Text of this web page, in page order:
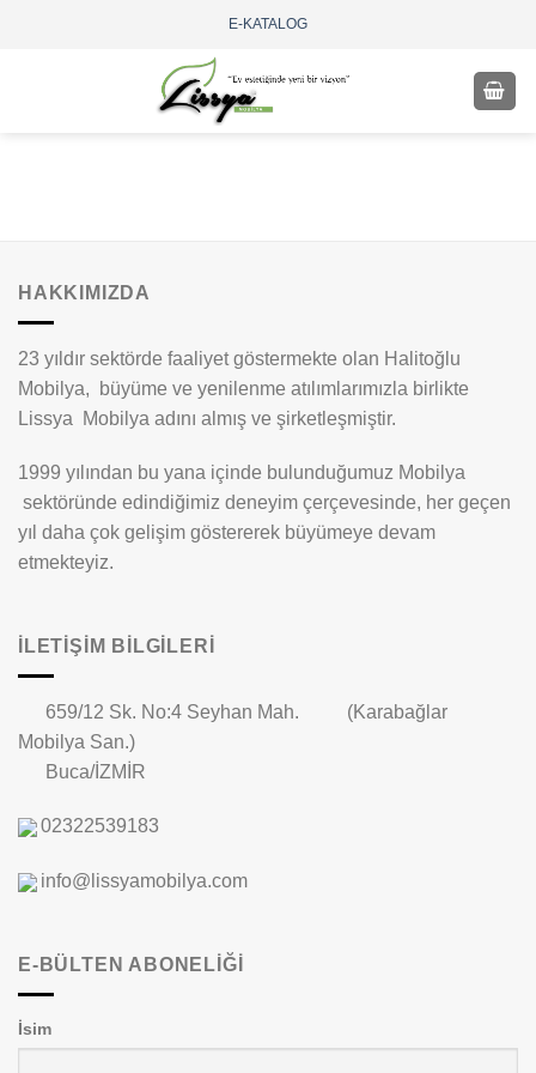
E-KATALOG
HAKKIMIZDA
23 yıldır sektörde faaliyet göstermekte olan Halitoğlu
Mobilya, büyüme ve yenilenme atılımlarımızla birlikte
Lissya Mobilya adını almış ve şirketleşmiştir.
1999 yılından bu yana içinde bulunduğumuz Mobilya
sektöründe edindiğimiz deneyim çerçevesinde, her geçen
yıl daha çok gelişim göstererek büyümeye devam
etmekteyiz.
İLETIŞIM BILGILERI
659/12 Sk. No:4 Seyhan Mah. (Karabağlar
Mobilya San.)
Buca/İZMİR
02322539183
info@lissyamobilya.com
E-BÜLTEN ABONELİĞİ
İsim